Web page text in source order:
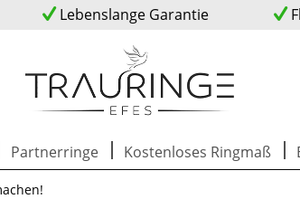
Lebenslange Garantie
Partnerringe Kostenloses Ringmaß